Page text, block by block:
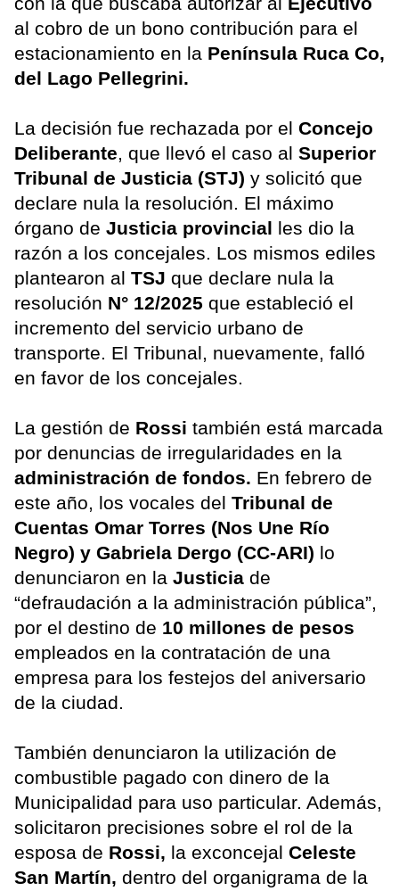
al cobro de un bono contribución para el
estacionamiento en la Península Ruca Co,
del Lago Pellegrini.
La decisión fue rechazada por el Concejo
Deliberante, que llevó el caso al Superior
Tribunal de Justicia (STJ) y solicitó que
declare nula la resolución. El máximo
órgano de Justicia provincial les dio la
razón a los concejales. Los mismos ediles
plantearon al TSJ que declare nula la
resolución N° 12/2025 que estableció el
incremento del servicio urbano de
transporte. El Tribunal, nuevamente, falló
en favor de los concejales.
La gestión de Rossi también está marcada
por denuncias de irregularidades en la
administración de fondos. En febrero de
este año, los vocales del Tribunal de
Cuentas Omar Torres (Nos Une Río
Negro) y Gabriela Dergo (CC-ARI) lo
denunciaron en la Justicia de
“defraudación a la administración pública”,
por el destino de 10 millones de pesos
empleados en la contratación de una
empresa para los festejos del aniversario
de la ciudad.
También denunciaron la utilización de
combustible pagado con dinero de la
Municipalidad para uso particular. Además,
solicitaron precisiones sobre el rol de la
esposa de Rossi, la exconcejal Celeste
San Martín, dentro del organigrama de la